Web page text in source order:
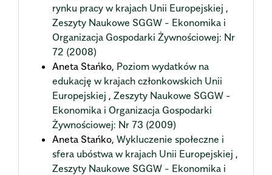
rynku pracy w krajach Unii Europejskiej ,
Zeszyty Naukowe SGGW - Ekonomika i
Organizacja Gospodarki Żywnościowej: Nr
72 (2008)
Aneta Stańko, Poziom wydatków na
edukację w krajach członkowskich Unii
Europejskiej , Zeszyty Naukowe SGGW -
Ekonomika i Organizacja Gospodarki
Żywnościowej: Nr 73 (2009)
Aneta Stańko, Wykluczenie społeczne i
sfera ubóstwa w krajach Unii Europejskiej ,
Zeszyty Naukowe SGGW - Ekonomika i